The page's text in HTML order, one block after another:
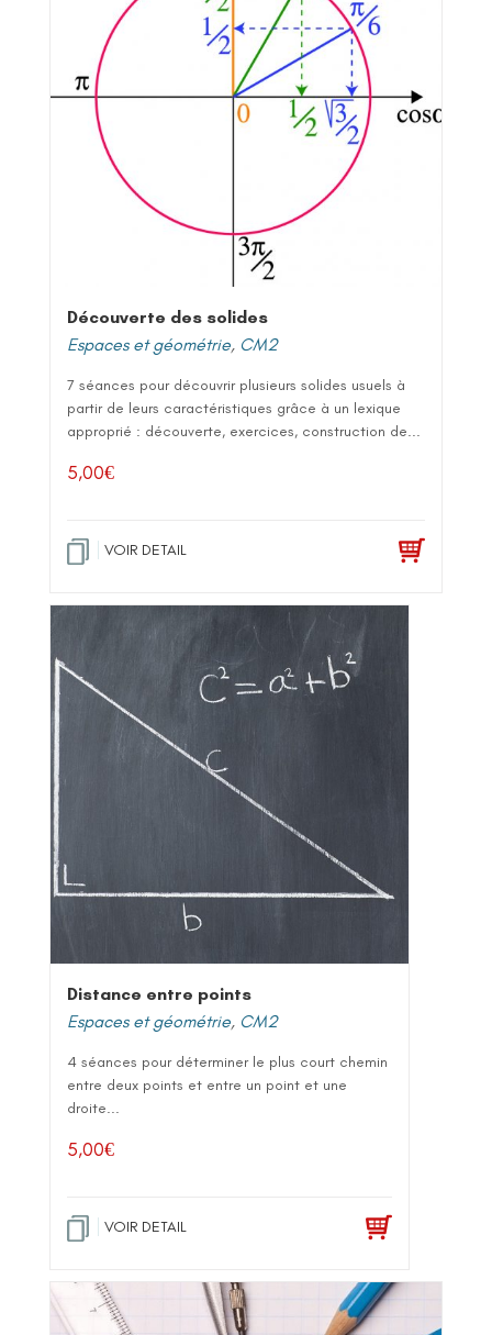
Découverte des solides
Espaces et géométrie, CM2
7 séances pour découvrir plusieurs solides usuels à
partir de leurs caractéristiques grâce à un lexique
approprié : découverte, exercices, construction de...
5,00€
VOIR DETAIL
Distance entre points
Espaces et géométrie, CM2
4 séances pour déterminer le plus court chemin
entre deux points et entre un point et une
droite...
5,00€
VOIR DETAIL